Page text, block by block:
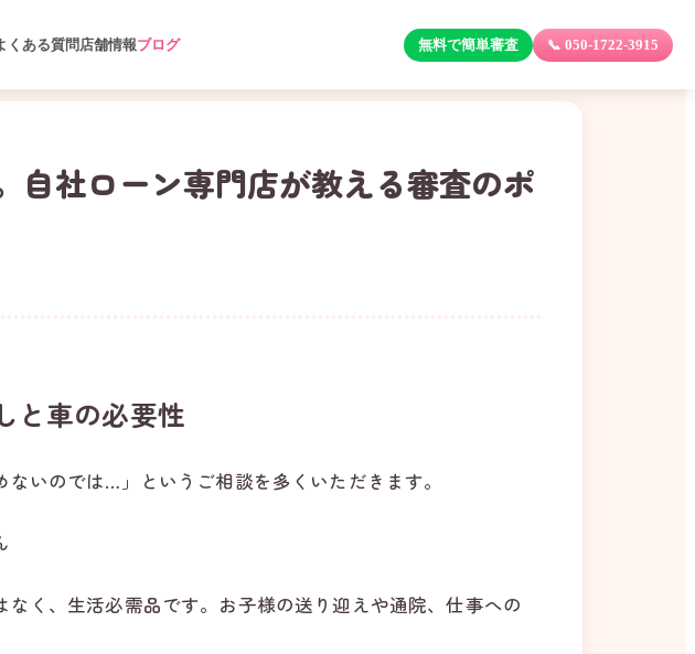
くある質問 店舗情報ブログ 無料で簡単審査 📞 050-1722-3915
自社ローン専門店が教える審査のポ
と車の必要性
いのでは…」というご相談を多くいただきます。
く、生活必需品です。お子様の送り迎えや通院、仕事への